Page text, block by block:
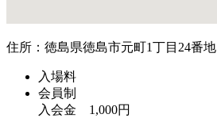
住所：徳島県徳島市元町1丁目24番地
入場料
会員制
入会金 1,000円